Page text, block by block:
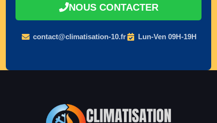
NOUS CONTACTER
contact@climatisation-10.fr Lun-Ven 09H-19H